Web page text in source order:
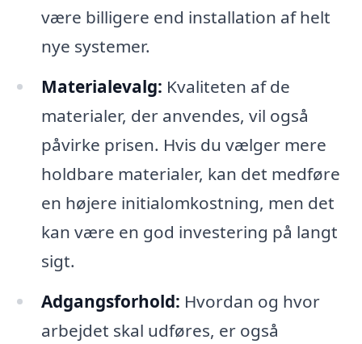
være billigere end installation af helt
nye systemer.
Materialevalg: Kvaliteten af de
materialer, der anvendes, vil også
påvirke prisen. Hvis du vælger mere
holdbare materialer, kan det medføre
en højere initialomkostning, men det
kan være en god investering på langt
sigt.
Adgangsforhold: Hvordan og hvor
arbejdet skal udføres, er også